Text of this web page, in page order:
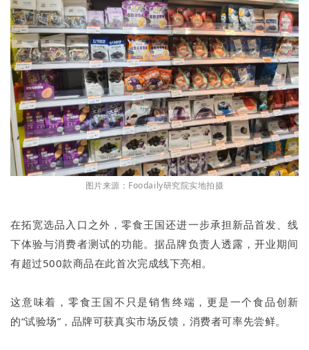
图片来源：Foodaily研究院实地拍摄
在拓宽选品入口之外，零食王国还进一步承担新品首发、线
下体验与消费者测试的功能。据品牌负责人透露，开业期间
有超过500款商品在此首次完成线下亮相。
这意味着，零食王国不只是销售终端，更是一个食品创新
的“试验场”，品牌可获真实市场反馈，消费者可率先尝鲜。